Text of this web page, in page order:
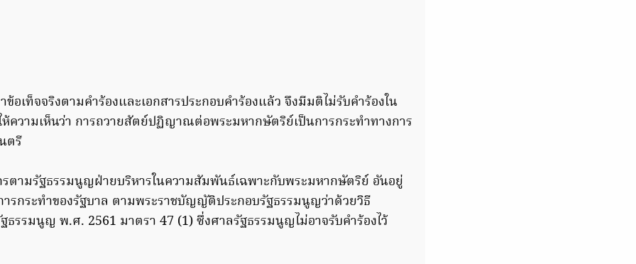
อเท็จจริงตามคำร้องและเอกสารประกอบคำร้องแล้ว จึงมีมติไม่รับคำร้องใน
ความเห็นว่า การถวายสัตย์ปฏิญาณต่อพระมหากษัตริย์เป็นการกระทำทางการ
ตรี
รตามรัฐธรรมนูญฝ่ายบริหารในความสัมพันธ์เฉพาะกับพระมหากษัตริย์ อันอยู่
ารกระทำของรัฐบาล ตามพระราชบัญญัติประกอบรัฐธรรมนูญว่าด้วยวิธี
รรมนูญ พ.ศ. 2561 มาตรา 47 (1) ซึ่งศาลรัฐธรรมนูญไม่อาจรับคำร้องไว้